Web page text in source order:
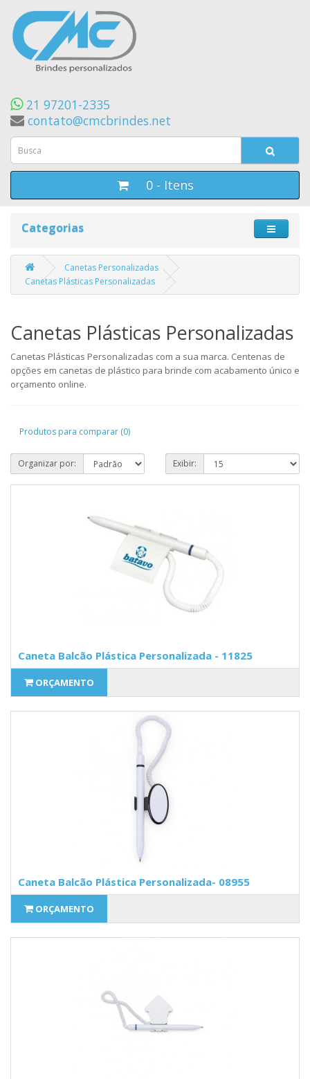
21 97201-2335
contato@cmcbrindes.net
0 - Itens
Categorias
Canetas Personalizadas
Canetas Plásticas Personalizadas
Canetas Plásticas Personalizadas
Canetas Plásticas Personalizadas com a sua marca. Centenas de
opções em canetas de plástico para brinde com acabamento único e
orçamento online.
Produtos para comparar (0)
Organizar por: Exibir:
Caneta Balcão Plástica Personalizada - 11825
ORÇAMENTO
Caneta Balcão Plástica Personalizada- 08955
ORÇAMENTO